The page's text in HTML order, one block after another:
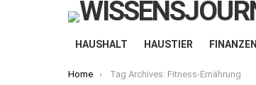
HAUSHALT HAUSTIER FINANZEN
You are here:
Home Tag Archives: Fitness-Ernährung